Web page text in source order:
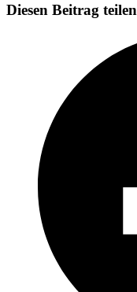
Diesen Beitrag teilen